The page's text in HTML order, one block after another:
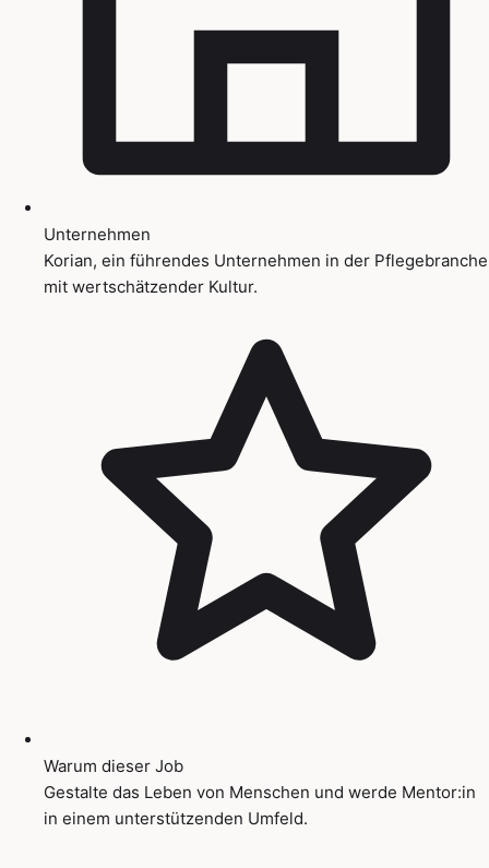
Unternehmen
Korian, ein führendes Unternehmen in der Pflegebranche
mit wertschätzender Kultur.
Warum dieser Job
Gestalte das Leben von Menschen und werde Mentor:in
in einem unterstützenden Umfeld.